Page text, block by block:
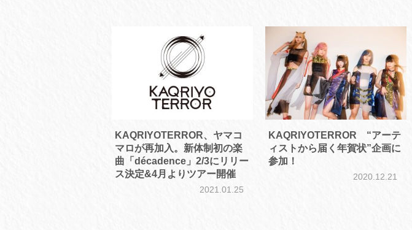
KAQRIYOTERROR、ヤマコ
マロが再加入。新体制初の楽
曲「décadence」2/3にリリー
ス決定&4月よりツアー開催
2021.01.25
KAQRIYOTERROR “アーテ
ィストから届く年賀状”企画に
参加！
2020.12.21